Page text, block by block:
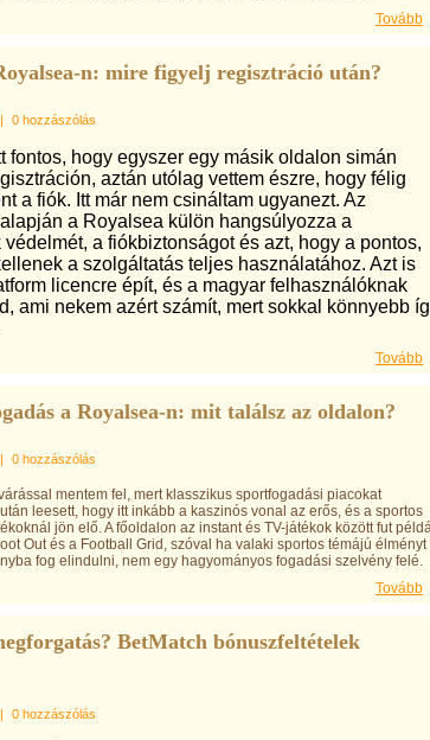
Tovább
n: mire figyelj regisztráció után?
| 0 hozzászólás
fontos, hogy egyszer egy másik oldalon simán
aztán utólag vettem észre, hogy félig
a fiók. Itt már nem csináltam ugyanezt. Az
a Royalsea külön hangsúlyozza a
a fiókbiztonságot és azt, hogy a pontos,
a szolgáltatás teljes használatához. Azt is
licencre épít, és a magyar felhasználóknak
ami nekem azért számít, mert sokkal könnyebb
Tovább
a Royalsea-n: mit találsz az oldalon?
| 0 hozzászólás
mentem fel, mert klasszikus sportfogadási piacokat
leesett, hogy itt inkább a kaszinós vonal az erős, és a sportos
jön elő. A főoldalon az instant és TV-játékok között fut
Out és a Football Grid, szóval ha valaki sportos témájú élményt
fog elindulni, nem egy hagyományos fogadási szelvény felé.
Tovább
BetMatch bónuszfeltételek
| 0 hozzászólás